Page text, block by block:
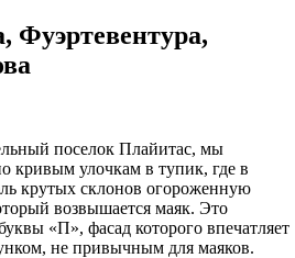
Фуэртевентура,
поселок Плайитас, мы
кривым улочкам в тупик, где в
крутых склонов огороженную
возвышается маяк. Это
«П», фасад которого впечатляет
не привычным для маяков.